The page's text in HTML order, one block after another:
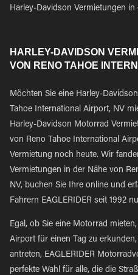
Harley-Davidson Vermietungen
HARLEY-DAVIDSON
VON RENO TAHOE
Möchten Sie eine Harley-
Tahoe International Airport, NV
Harley-Davidson Motorrad
von Reno Tahoe International
Vermietung noch heute. Wir
Vermietungen in der Nähe von
NV, buchen Sie Ihre online und
Fahrern EAGLERIDER seit 1992
Egal, ob Sie eine Motorrad
Airport für einen Tag zu
antreten, EAGLERIDER
perfekte Wahl für alle, die die